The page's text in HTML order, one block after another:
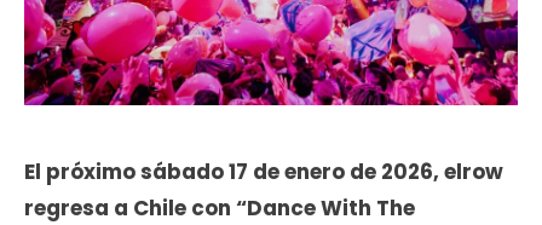
El próximo sábado 17 de enero de 2026, elrow
regresa a Chile con “Dance With The